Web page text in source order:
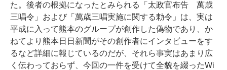
た。後者の根拠になったとみられる「太政官布告 萬歳
三唱令」および「萬歳三唱実施に関する勅令」は、実は
平成に入って熊本のグループが創作した偽物であり、か
ねてより熊本日日新聞がその創作者にインタビューをす
るなど詳細に報じているのだが、それら事実はあまり広
く伝わっておらず、今回の一件を受けて全貌を綴ったWi